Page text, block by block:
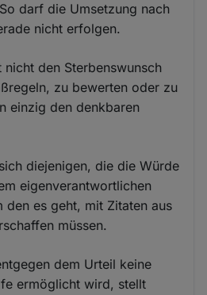
darf die Umsetzung nach
nicht erfolgen.
nicht den Sterbenswunsch
zu bewerten oder zu
einzig den denkbaren
diejenigen, die die Würde
eigenverantwortlichen
den es geht, mit Zitaten aus
müssen.
dem Urteil keine
ermöglicht wird, stellt